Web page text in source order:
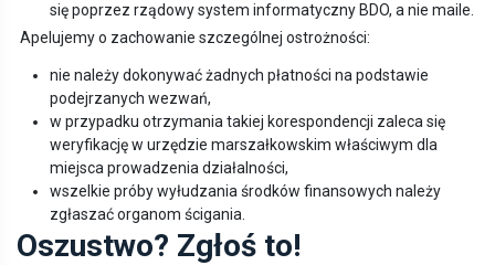
się poprzez rządowy system informatyczny BDO, a nie maile.
Apelujemy o zachowanie szczególnej ostrożności:
nie należy dokonywać żadnych płatności na podstawie
podejrzanych wezwań,
w przypadku otrzymania takiej korespondencji zaleca się
weryfikację w urzędzie marszałkowskim właściwym dla
miejsca prowadzenia działalności,
wszelkie próby wyłudzania środków finansowych należy
zgłaszać organom ścigania.
Oszustwo? Zgłoś to!